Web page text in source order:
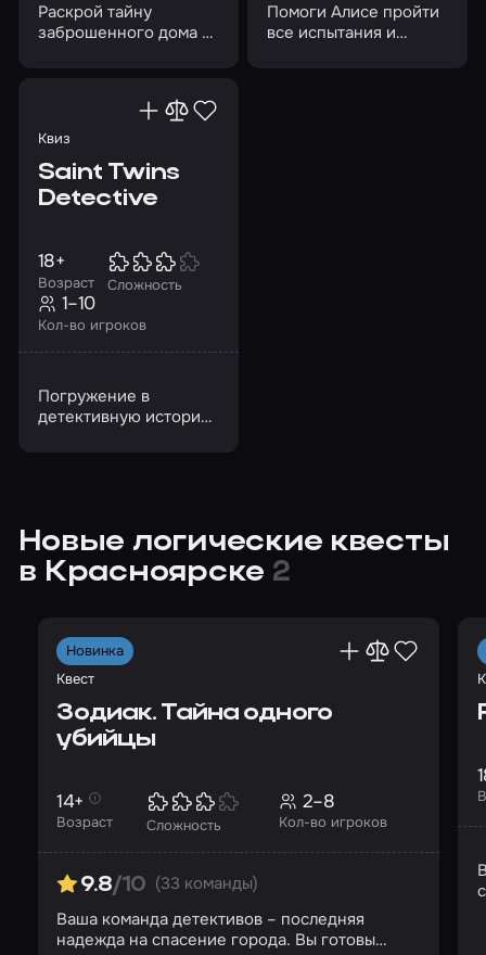
Раскрой тайну
заброшенного дома и
Помоги Алисе пройти
все испытания и
Квиз
Saint Twins
Detective
Возраст
18+
Сложность
Кол-во игроков
1–10
Погружение в
детективную историю,
Новые логические квесты
в Красноярске 2
Новинка
Квест
Зодиак. Тайна одного
убийцы
Возраст
14+
Сложность Кол-во игроков
2–8
9.8/10 (33 команды)
Ваша команда детективов – последняя
надежда на спасение города. Вы готовы